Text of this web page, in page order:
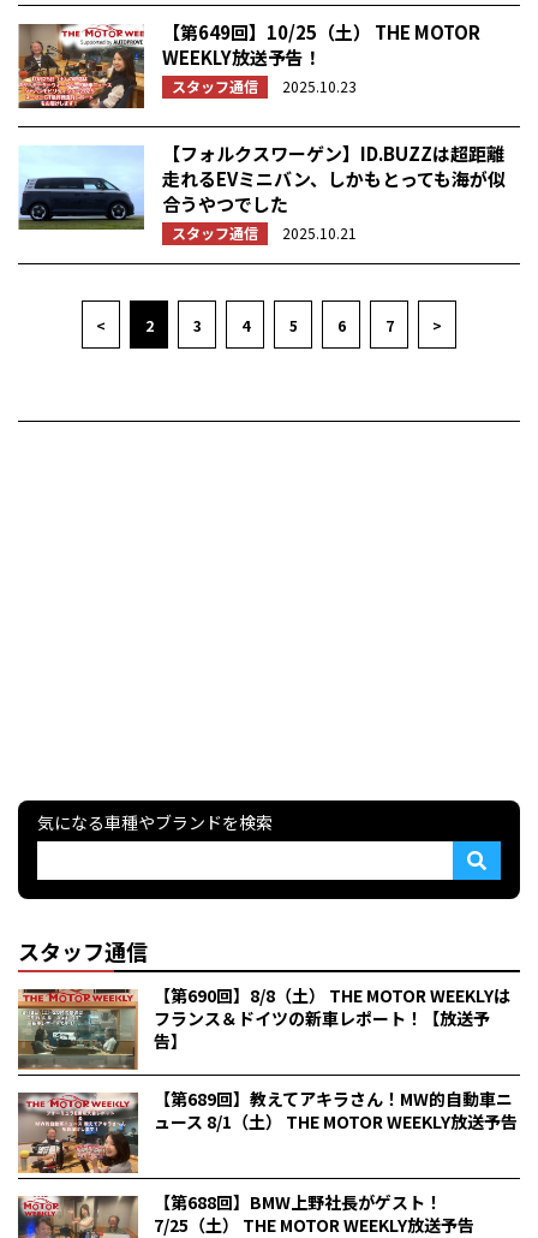
【第649回】10/25（土） THE MOTOR
WEEKLY放送予告！
スタッフ通信 2025.10.23
【フォルクスワーゲン】ID.BUZZは超距離
走れるEVミニバン、しかもとっても海が似
合うやつでした
スタッフ通信 2025.10.21
< 2 3 4 5 6 7 >
気になる車種やブランドを検索
スタッフ通信
【第690回】8/8（土） THE MOTOR WEEKLYは
フランス＆ドイツの新車レポート！【放送予
告】
【第689回】教えてアキラさん！MW的自動車ニ
ュース 8/1（土） THE MOTOR WEEKLY放送予告
【第688回】BMW上野社長がゲスト！
7/25（土） THE MOTOR WEEKLY放送予告